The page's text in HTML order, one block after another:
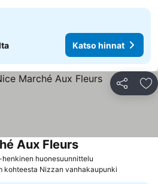
Katso hinnat
Jaa
huonesuunnittelu
Aux Fleurs
kohteesta Nizzan vanhakaupunki